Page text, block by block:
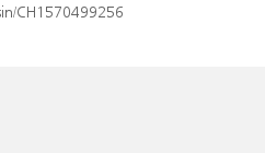
CH1570499256